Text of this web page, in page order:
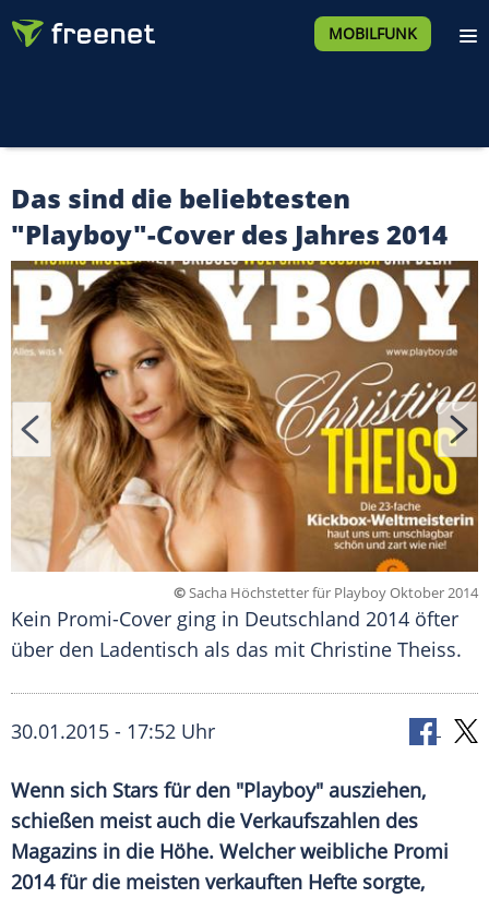
MOBILFUNK
Das sind die beliebtesten
"Playboy"-Cover des Jahres 2014
©Sacha Höchstetter für Playboy Oktober 2014
Kein Promi-Cover ging in Deutschland 2014 öfter
über den Ladentisch als das mit Christine Theiss.
30.01.2015 - 17:52 Uhr
Wenn sich Stars für den "Playboy" ausziehen,
schießen meist auch die Verkaufszahlen des
Magazins in die Höhe. Welcher weibliche Promi
2014 für die meisten verkauften Hefte sorgte,